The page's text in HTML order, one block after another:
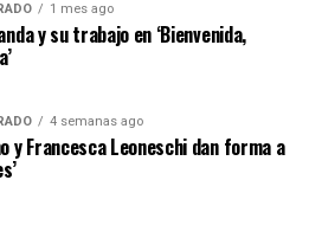
1 mes ago
y su trabajo en ‘Bienvenida,
4 semanas ago
y Francesca Leoneschi dan forma a